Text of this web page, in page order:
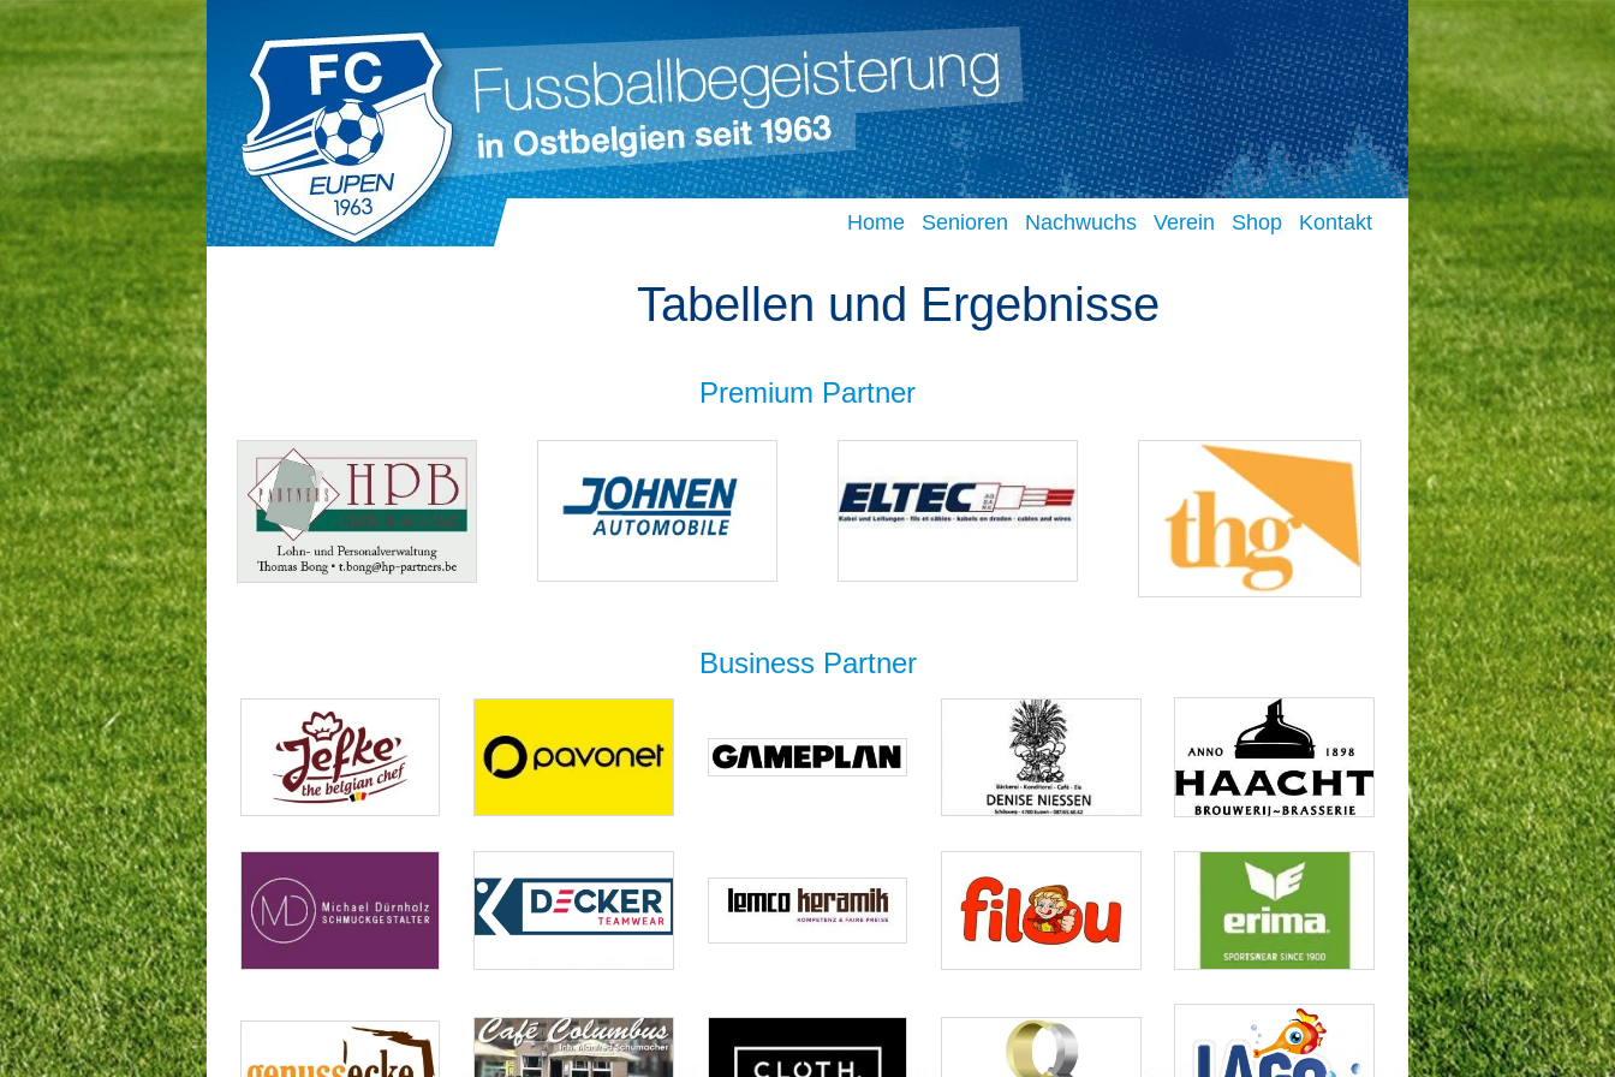
FC
Home Senioren Nachwuchs Verein Shop Kontakt
Tabellen und Ergebnisse
Premium Partner
Business Partner